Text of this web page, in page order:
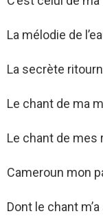
La mélodie de
La secrète
Le chant de ma
Le chant de mes
Cameroun mon
Dont le chant